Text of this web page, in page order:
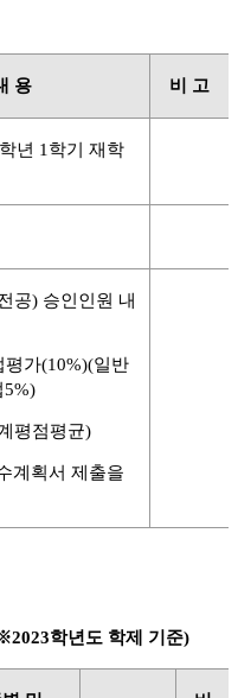
용 비 고
학년 1 학기 재학
공) 승인인원 내
평가(10%)(일반
5%)
평점평균)
계획서 제출을
2023학년도 학제 기준)